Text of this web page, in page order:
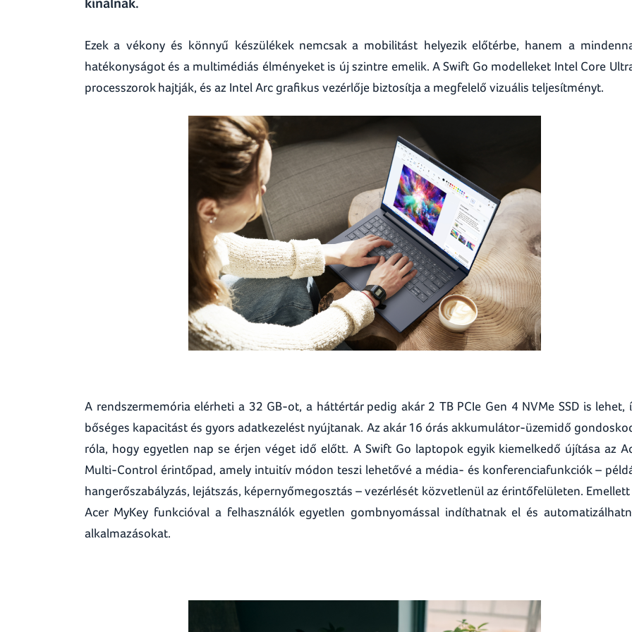
Ezek a vékony és könnyű készülékek nemcsak a mobilitást helyezik előtérbe, hanem a
hatékonyságot és a multimédiás élményeket is új szintre emelik. A Swift Go modelleket Intel Core
processzorok hajtják, és az Intel Arc grafikus vezérlője biztosítja a megfelelő vizuális teljesítményt.
A rendszermemória elérheti a 32 GB-ot, a háttértár pedig akár 2 TB PCIe Gen 4 NVMe SSD is lehet,
bőséges kapacitást és gyors adatkezelést nyújtanak. Az akár 16 órás akkumulátor-üzemidő
róla, hogy egyetlen nap se érjen véget idő előtt. A Swift Go laptopok egyik kiemelkedő újítása az
Multi-Control érintőpad, amely intuitív módon teszi lehetővé a média- és konferenciafunkciók –
hangerőszabályzás, lejátszás, képernyőmegosztás – vezérlését közvetlenül az érintőfelületen. Emellett
Acer MyKey funkcióval a felhasználók egyetlen gombnyomással indíthatnak el és
alkalmazásokat.